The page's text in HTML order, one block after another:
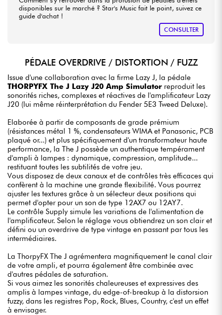
disponibles sur le marché ? Star's Music fait le point, suivez ce
guide d'achat !
CONSULTER
PÉDALE OVERDRIVE / DISTORTION / FUZZ
Issue d'une collaboration avec la firme Lazy J, la pédale
THORPYFX The J Lazy J20 Amp Simulator reproduit les
sonorités riches, complexes et réactives de l'amplificateur Lazy
J20 (lui même réinterprétation du Fender 5E3 Tweed Deluxe).
Elaborée à partir de composants de grade prémium
(résistances métal 1 %, condensateurs WIMA et Panasonic, PCB
plaqué or...) et plus spécifiquement d'un transformateur haute
performance, la The J possède un authentique tempérament
d'ampli à lampes : dynamique, compression, amplitude...
restituant toutes les subtilités de votre jeu.
Vous disposez de deux canaux et de contrôles très efficaces qui
confèrent à la machine une grande flexibilité. Vous pourrez
ajuster les textures grâce à un sélecteur deux positions qui
permet d'opter pour un son de type 12AX7 ou 12AY7.
Le contrôle Supply simule les variations de l'alimentation de
l'amplificateur. Selon le réglage vous obtiendrez un son clair et
défini ou un overdrive de type vintage en passant par tous les
intermédiaires.
La ThorpyFX The J agrémentera magnifiquement le canal clair
de votre ampli, et pourra également être combinée avec
d'autres pédales de saturation.
Si vous aimez les sonorités chaleureuses et expressives des
amplis à lampes vintage, du edge-of-breakup à la distorsion
fuzzy, dans les registres Pop, Rock, Blues, Country, c'est un effet
à envisager.